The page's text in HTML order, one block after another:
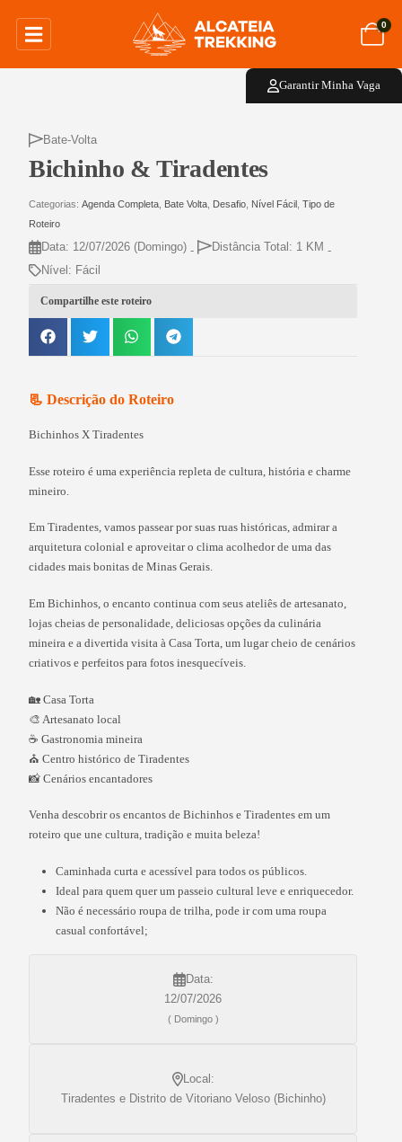
0
Bate-Volta
Bichinho & Tiradentes
Categorias: Agenda Completa Bate Volta Desafio Nível Fácil Tipo de
Roteiro
Data: 12/07/2026 (Domingo) - Distância Total: 1 KM -
Nível: Fácil
Compartilhe este roteiro
📃 Descrição do Roteiro
Bichinhos X Tiradentes
Esse roteiro é uma experiência repleta de cultura, história e charme
mineiro.
Em Tiradentes, vamos passear por suas ruas históricas, admirar a
arquitetura colonial e aproveitar o clima acolhedor de uma das
cidades mais bonitas de Minas Gerais.
Em Bichinhos, o encanto continua com seus ateliês de artesanato,
lojas cheias de personalidade, deliciosas opções da culinária
mineira e a divertida visita à Casa Torta, um lugar cheio de cenários
criativos e perfeitos para fotos inesquecíveis.
🏡 Casa Torta
🎨 Artesanato local
☕ Gastronomia mineira
⛪ Centro histórico de Tiradentes
📸 Cenários encantadores
Venha descobrir os encantos de Bichinhos e Tiradentes em um
roteiro que une cultura, tradição e muita beleza!
Caminhada curta e acessível para todos os públicos.
Ideal para quem quer um passeio cultural leve e enriquecedor.
Não é necessário roupa de trilha, pode ir com uma roupa
casual confortável;
Data:
12/07/2026
( Domingo )
Local:
Tiradentes e Distrito de Vitoriano Veloso (Bichinho)
Garantir Minha Vaga